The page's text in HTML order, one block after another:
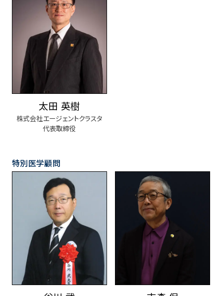
太田 英樹
株式会社エージェントクラスタ
代表取締役
特別医学顧問